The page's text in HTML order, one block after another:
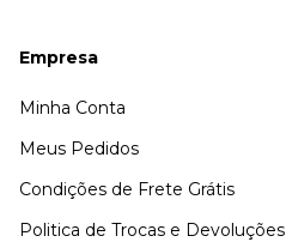
Empresa
Minha Conta
Meus Pedidos
Condições de Frete Grátis
Politica de Trocas e Devoluções